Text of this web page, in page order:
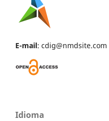
E-mail: cdig@nmdsite.com
Idioma